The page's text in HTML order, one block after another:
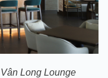
Long Lounge